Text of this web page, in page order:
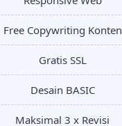
Free Copywriting Konten
Gratis SSL
Desain BASIC
Maksimal 3 x Revisi